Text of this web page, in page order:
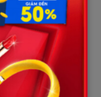
người đã im lặng theo
tiếng thì thầm ban
trích. Tất cả ánh
Mẹ và Chị dâu.
bà nói cái gì?